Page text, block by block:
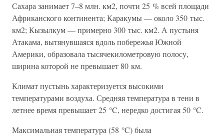
Сахара занимает 7–8 млн. км2, почти 25 % всей площади
Африканского континента; Каракумы — около 350 тыс.
км2; Кызылкум — примерно 300 тыс. км2. А пустыня
Атакама, вытянувшаяся вдоль побережья Южной
Америки, образовала тысячекилометровую полосу,
ширина которой не превышает 80 км.
Климат пустынь характеризуется высокими
температурами воздуха. Средняя температура в тени в
летнее время превышает 25 °C, нередко достигая 50 °C.
Максимальная температура (58 °C) была